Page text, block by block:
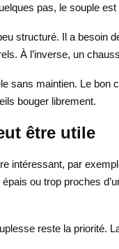
pas, le souple
structuré. Il a
À l’inverse, un
sans maintien. Le
bouger librement.
être utile
intéressant, par
ou trop proches
reste la priorité.